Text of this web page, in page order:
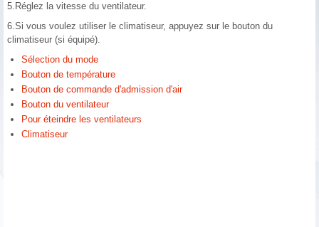
5.Réglez la vitesse du ventilateur.
6.Si vous voulez utiliser le climatiseur, appuyez sur le bouton du
climatiseur (si équipé).
Sélection du mode
Bouton de température
Bouton de commande d'admission d'air
Bouton du ventilateur
Pour éteindre les ventilateurs
Climatiseur